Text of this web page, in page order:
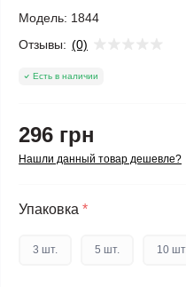
Модель: 1844
Отзывы: (0)
Есть в наличии
296 грн
Нашли данный товар дешевле?
Упаковка *
3 шт. 5 шт. 10